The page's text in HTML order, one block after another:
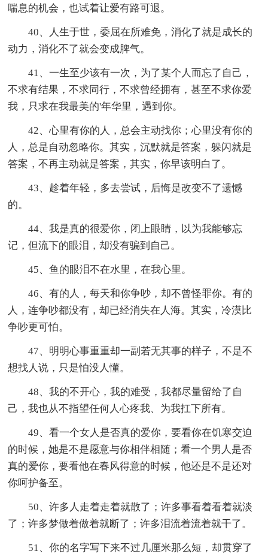
喘息的机会，也试着让爱有路可退。
40、人生于世，委屈在所难免，消化了就是成长的
动力，消化不了就会变成脾气。
41、一生至少该有一次，为了某个人而忘了自己，
不求有结果，不求同行，不求曾经拥有，甚至不求你爱
我，只求在我最美的'年华里，遇到你。
42、心里有你的人，总会主动找你；心里没有你的
人，总是自动忽略你。其实，沉默就是答案，躲闪就是
答案，不再主动就是答案，其实，你早该明白了。
43、趁着年轻，多去尝试，后悔是改变不了遗憾
的。
44、我是真的很爱你，闭上眼睛，以为我能够忘
记，但流下的眼泪，却没有骗到自己。
45、鱼的眼泪不在水里，在我心里。
46、有的人，每天和你争吵，却不曾怪罪你。有的
人，连争吵都没有，却已经消失在人海。其实，冷漠比
争吵更可怕。
47、明明心事重重却一副若无其事的样子，不是不
想找人说，只是怕没人懂。
48、我的不开心，我的难受，我都尽量留给了自
己，我也从不指望任何人心疼我、为我扛下所有。
49、看一个女人是否真的爱你，要看你在饥寒交迫
的时候，她是不是愿意与你相伴相随；看一个男人是否
真的爱你，要看他在春风得意的时候，他还是不是还对
你呵护备至。
50、许多人走着走着就散了；许多事看着看着就淡
了；许多梦做着做着就断了；许多泪流着流着就干了。
51、你的名字写下来不过几厘米那么短，却贯穿了